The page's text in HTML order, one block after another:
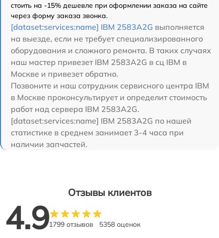
стоить на -15% дешевле при оформлении заказа на сайте
через форму заказа звонка.
[dataset:services:name] IBM 2583A2G выполняется
на выезде, если не требует специализированного
оборудования и сложного ремонта. В таких случаях
наш мастер привезет IBM 2583A2G в сц IBM в
Москве и привезет обратно.
Позвоните и наш сотрудник сервисного центра IBM
в Москве проконсультирует и определит стоимость
работ над сервера IBM 2583A2G.
[dataset:services:name] IBM 2583A2G по нашей
статистике в среднем занимает 3-4 часа при
наличии запчастей.
Отзывы клиентов
4.91799 отзывов 5358 оценок